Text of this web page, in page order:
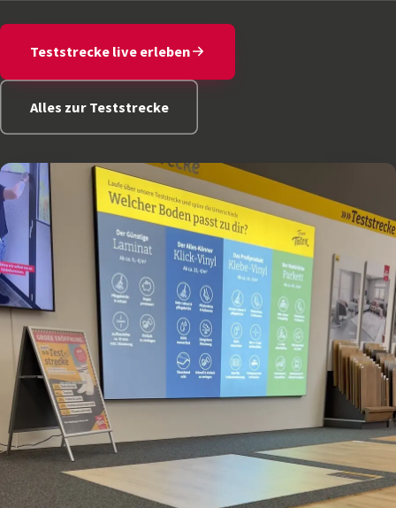
Teststrecke live erleben
Alles zur Teststrecke